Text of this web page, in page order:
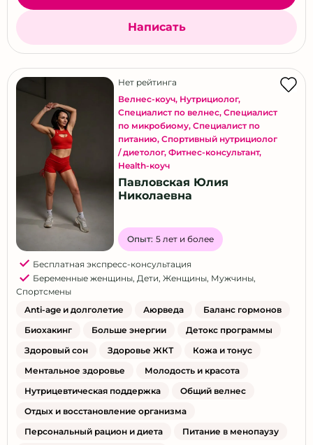
Написать
Нет рейтинга
Велнес-коуч, Нутрициолог,
Специалист по велнес, Специалист
по микробиому, Специалист по
питанию, Спортивный нутрициолог
/ диетолог, Фитнес-консультант,
Health-коуч
Павловская Юлия
Николаевна
Опыт: 5 лет и более
Бесплатная экспресс-консультация
Беременные женщины, Дети, Женщины, Мужчины,
Спортсмены
Anti-age и долголетие
Аюрведа
Баланс гормонов
Биохакинг
Больше энергии
Детокс программы
Здоровый сон
Здоровье ЖКТ
Кожа и тонус
Ментальное здоровье
Молодость и красота
Нутрицевтическая поддержка
Общий велнес
Отдых и восстановление организма
Персональный рацион и диета
Питание в менопаузу